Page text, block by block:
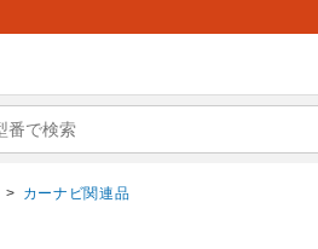
> カーナビ関連品